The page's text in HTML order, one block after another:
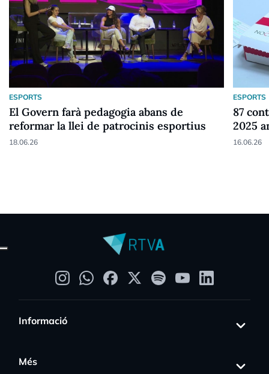
ESPORTS
El Govern farà pedagogia abans de
reformar la llei de patrocinis esportius
18.06.26
ESPORTS
87
2025
16.06.26
Informació
Més